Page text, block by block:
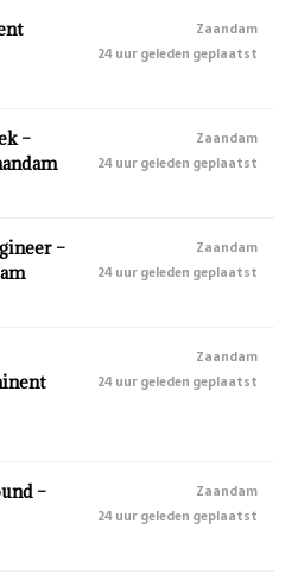
Zaandam
24 uur geleden geplaatst
–
Zaandam
24 uur geleden geplaatst
–
Zaandam
24 uur geleden geplaatst
Zaandam
24 uur geleden geplaatst
–
Zaandam
24 uur geleden geplaatst